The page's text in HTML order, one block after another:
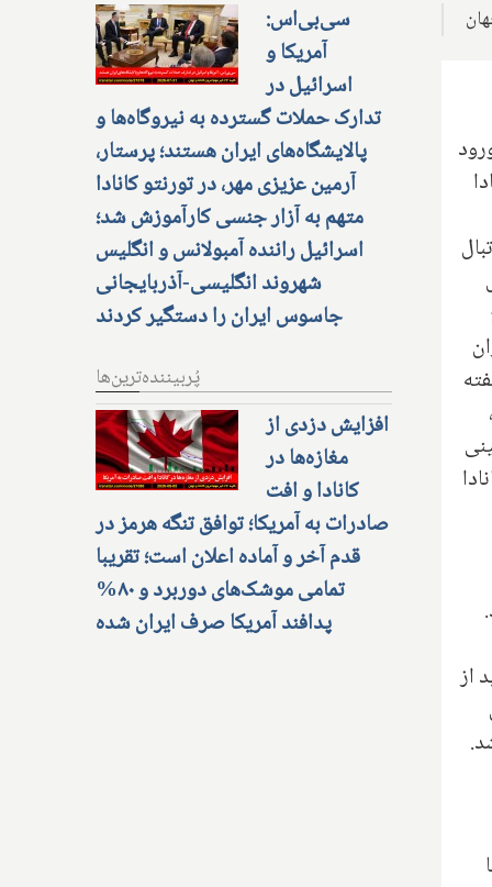
از
سی‌بی‌اس:
آمریکا و
اسرائیل در
تدارک حملات گسترده به نیروگاه‌ها و
پالایشگاه‌های ایران هستند؛ پرستار،
آرمین عزیزی مهر، در تورنتو کانادا
متهم به آزار جنسی کارآموزش شد؛
اسرائیل راننده آمبولانس و انگلیس
شهروند انگلیسی-آذربایجانی
جاسوس ایران را دستگیر کردند
پُربیننده‌ترین‌ها
افزایش دزدی از
مغازه‌ها در
کانادا و افت
صادرات به آمریکا؛ توافق تنگه هرمز در
قدم آخر و آماده اعلان است؛ تقریبا
تمامی موشک‌های دوربرد و ۸۰%
پدافند آمریکا صرف ایران شده